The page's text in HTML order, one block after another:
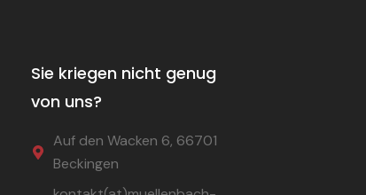
Sie kriegen nicht genug
von uns?
Auf den Wacken 6, 66701
Beckingen